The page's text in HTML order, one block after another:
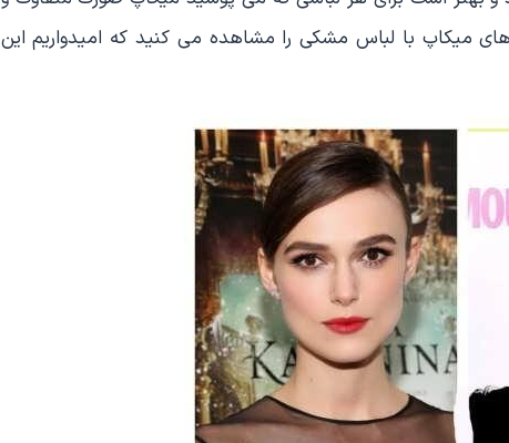
میکاپ با لباس مشکی را مشاهده می کنید که امیدواریم این